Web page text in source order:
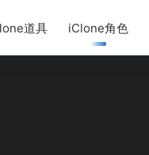
道具 iClone角色